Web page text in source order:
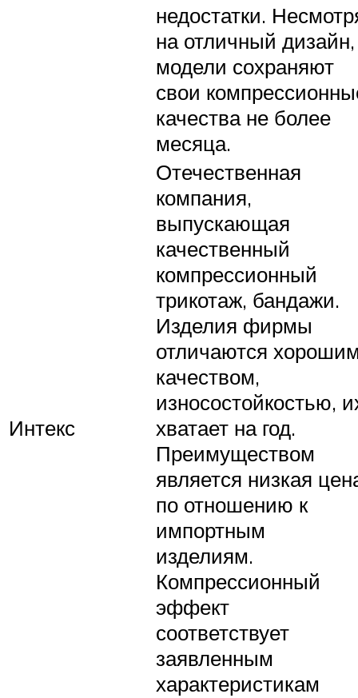
недостатки.
на отличный дизайн,
модели сохраняют
свои
качества не более
месяца.
Интекс
Отечественная
компания,
выпускающая
качественный
компрессионный
трикотаж, бандажи.
Изделия фирмы
отличаются
качеством,
износостойкостью,
хватает на год.
Преимуществом
является низкая
по отношению к
импортным
изделиям.
Компрессионный
эффект
соответствует
заявленным
характеристикам